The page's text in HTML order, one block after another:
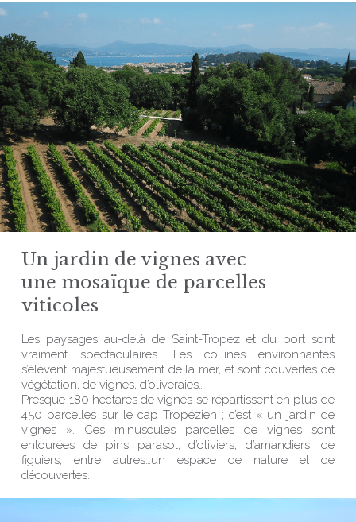
Un jardin de vignes avec
une mosaïque de parcelles
viticoles
Les paysages au-delà de Saint-Tropez et du port sont
vraiment spectaculaires. Les collines environnantes
s’élèvent majestueusement de la mer, et sont couvertes de
végétation, de vignes, d’oliveraies…
Presque 180 hectares de vignes se répartissent en plus de
450 parcelles sur le cap Tropézien ; c’est « un jardin de
vignes ». Ces minuscules parcelles de vignes sont
entourées de pins parasol, d’oliviers, d’amandiers, de
figuiers, entre autres…un espace de nature et de
découvertes.